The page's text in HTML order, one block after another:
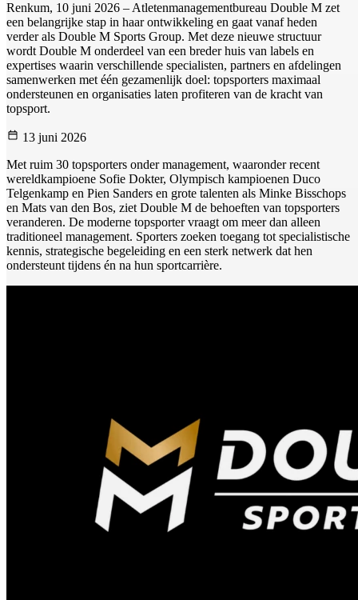
Renkum, 10 juni 2026 – Atletenmanagementbureau Double M zet
een belangrijke stap in haar ontwikkeling en gaat vanaf heden
verder als Double M Sports Group. Met deze nieuwe structuur
wordt Double M onderdeel van een breder huis van labels en
expertises waarin verschillende specialisten, partners en afdelingen
samenwerken met één gezamenlijk doel: topsporters maximaal
ondersteunen en organisaties laten profiteren van de kracht van
topsport.
13 juni 2026
Met ruim 30 topsporters onder management, waaronder recent
wereldkampioene Sofie Dokter, Olympisch kampioenen Duco
Telgenkamp en Pien Sanders en grote talenten als Minke Bisschops
en Mats van den Bos, ziet Double M de behoeften van topsporters
veranderen. De moderne topsporter vraagt om meer dan alleen
traditioneel management. Sporters zoeken toegang tot specialistische
kennis, strategische begeleiding en een sterk netwerk dat hen
ondersteunt tijdens én na hun sportcarrière.